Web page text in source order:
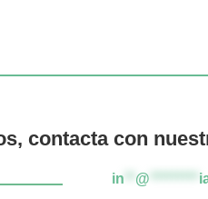
contacta con
in @ *********